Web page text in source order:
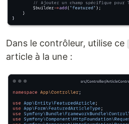
Dans le contrôleur, utilise ce
article à la une :